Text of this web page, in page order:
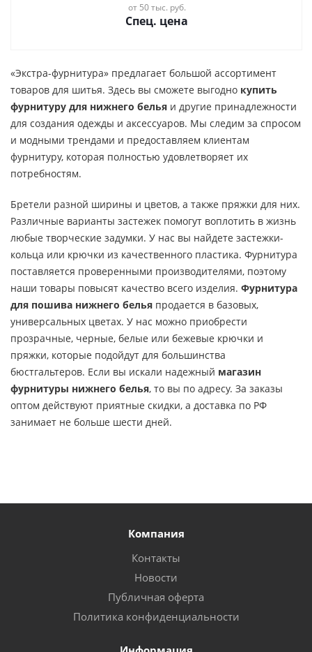
от 50 тыс. руб.
Спец. цена
«Экстра-фурнитура» предлагает большой ассортимент
товаров для шитья. Здесь вы сможете выгодно купить
фурнитуру для нижнего белья и другие принадлежности
для создания одежды и аксессуаров. Мы следим за спросом
и модными трендами и предоставляем клиентам
фурнитуру, которая полностью удовлетворяет их
потребностям.
Бретели разной ширины и цветов, а также пряжки для них.
Различные варианты застежек помогут воплотить в жизнь
любые творческие задумки. У нас вы найдете застежки-
кольца или крючки из качественного пластика. Фурнитура
поставляется проверенными производителями, поэтому
наши товары повысят качество всего изделия. Фурнитура
для пошива нижнего белья продается в базовых,
универсальных цветах. У нас можно приобрести
прозрачные, черные, белые или бежевые крючки и
пряжки, которые подойдут для большинства
бюстгальтеров. Если вы искали надежный магазин
фурнитуры нижнего белья, то вы по адресу. За заказы
оптом действуют приятные скидки, а доставка по РФ
занимает не больше шести дней.
Компания
Контакты
Новости
Публичная оферта
Политика конфиденциальности